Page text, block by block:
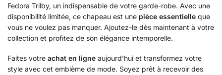
Fedora Trilby, un indispensable de votre garde-robe. Avec une
disponibilité limitée, ce chapeau est une pièce essentielle que
vous ne voulez pas manquer. Ajoutez-le dès maintenant à votre
collection et profitez de son élégance intemporelle.
Faites votre achat en ligne aujourd’hui et transformez votre
style avec cet emblème de mode. Soyez prêt à recevoir des